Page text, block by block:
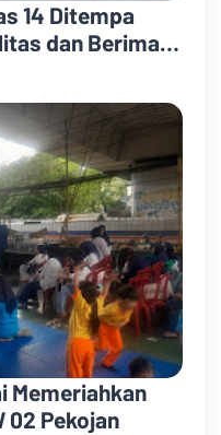
14 Ditempa
dan Beriman
Memeriahkan
02 Pekojan